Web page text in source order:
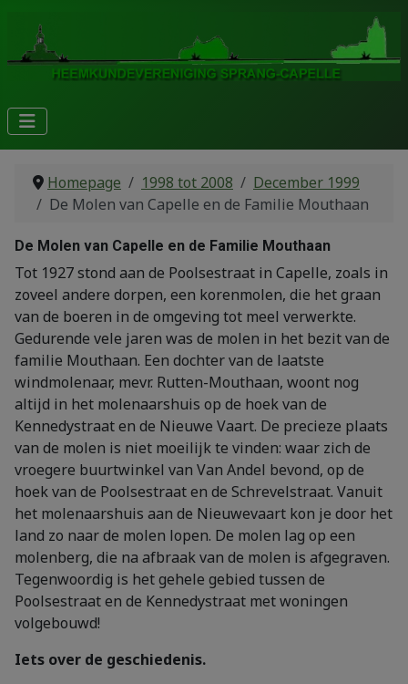
Homepage 1998 tot 2008
December 1999
De Molen van Capelle en de Familie Mouthaan
De Molen van Capelle en de Familie Mouthaan
Tot 1927 stond aan de Poolsestraat in Capelle, zoals in
zoveel andere dorpen, een korenmolen, die het graan
van de boeren in de omgeving tot meel verwerkte.
Gedurende vele jaren was de molen in het bezit van de
familie Mouthaan. Een dochter van de laatste
windmolenaar, mevr. Rutten-Mouthaan, woont nog
altijd in het molenaarshuis op de hoek van de
Kennedystraat en de Nieuwe Vaart. De precieze plaats
van de molen is niet moeilijk te vinden: waar zich de
vroegere buurtwinkel van Van Andel bevond, op de
hoek van de Poolsestraat en de Schrevelstraat. Vanuit
het molenaarshuis aan de Nieuwevaart kon je door het
land zo naar de molen lopen. De molen lag op een
molenberg, die na afbraak van de molen is afgegraven.
Tegenwoordig is het gehele gebied tussen de
Poolsestraat en de Kennedystraat met woningen
volgebouwd!
Iets over de geschiedenis.